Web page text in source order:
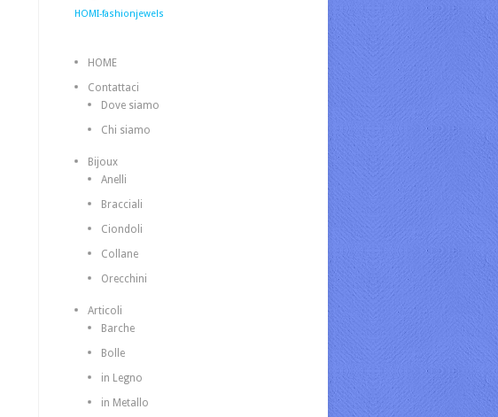
HOMI-fashionjewels
HOME
Contattaci
Dove siamo
Chi siamo
Bijoux
Anelli
Bracciali
Ciondoli
Collane
Orecchini
Articoli
Barche
Bolle
in Legno
in Metallo